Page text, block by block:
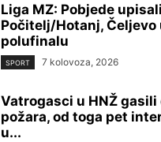
Liga MZ: Pobjede
Počitelj/Hotanj, Čeljevo
polufinalu
SPORT 7 kolovoza, 2026
Vatrogasci u HNŽ gasili
požara, od toga pet
u...